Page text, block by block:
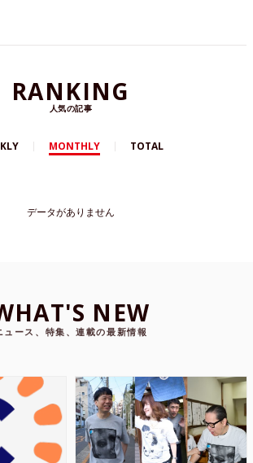
RANKING
人気の記事
MONTHLY TOTAL
データがありません
NEW
ュース、特集、連載の最新情報